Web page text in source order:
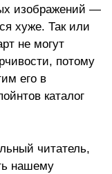
изображений —
хуже. Так или
не могут
потому
его в
каталог
читатель,
нашему